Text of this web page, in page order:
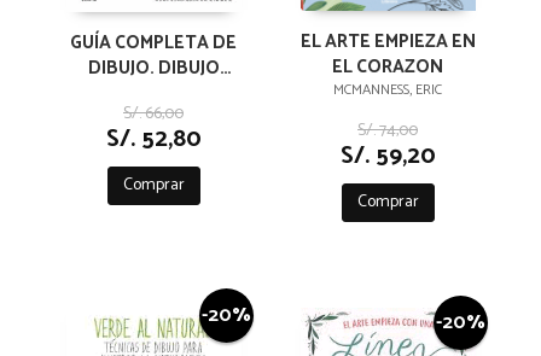
GUÍA COMPLETA DE
DIBUJO. DIBUJO
S/. 66,00
S/. 52,80
Comprar
EL ARTE EMPIEZA EN
EL CORAZON
MCMANNESS, ERIC
S/. 74,00
S/. 59,20
Comprar
-20% -20%